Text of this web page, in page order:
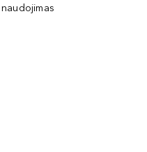
naudojimas